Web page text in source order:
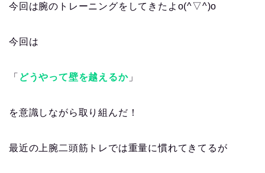
今回は腕のトレーニングをしてきたよo(^▽^)o
今回は
「 どうやって壁を越えるか」
を意識しながら取り組んだ！
最近の上腕二頭筋トレでは重量に慣れてきてるが